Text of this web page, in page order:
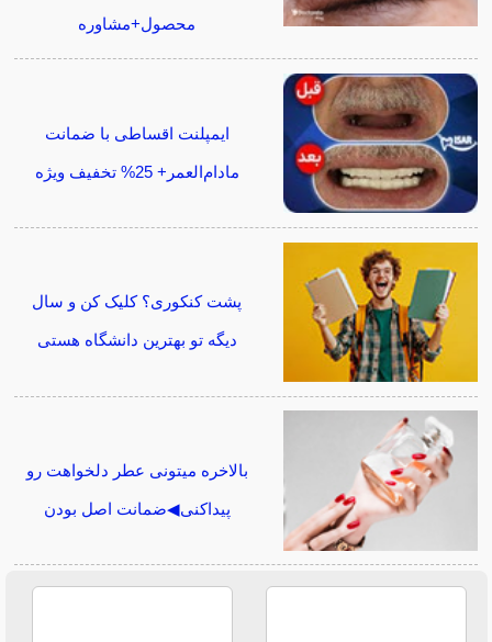
محصول+مشاوره
ایمپلنت اقساطی با ضمانت
مادام‌العمر+ 25% تخفیف ویژه
پشت کنکوری؟ کلیک کن و سال
دیگه تو بهترین دانشگاه هستی
بالاخره میتونی عطر دلخواهت رو
پیداکنی◀ضمانت اصل بودن